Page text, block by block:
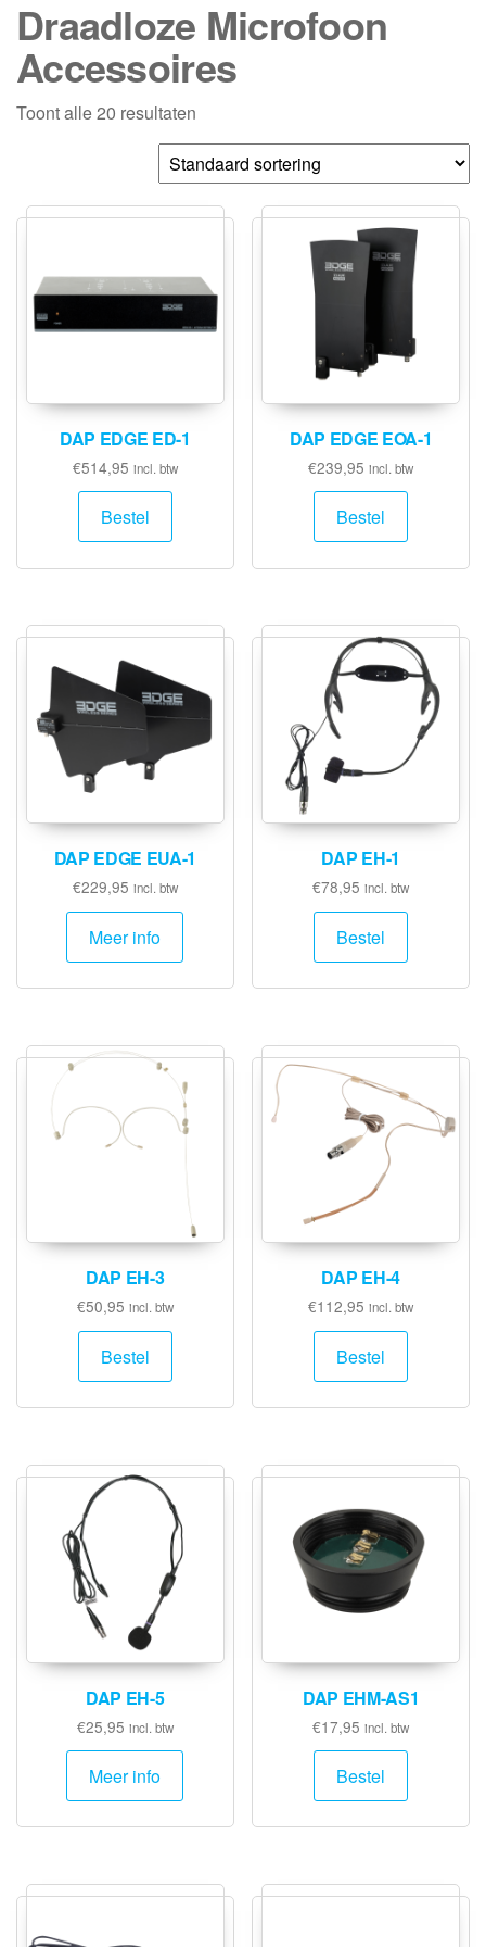
Draadloze Microfoon
Accessoires
Toont alle 20 resultaten
DAP EDGE ED-1
€514,95 incl. btw
Bestel
DAP EDGE EOA-1
€239,95 incl. btw
Bestel
DAP EDGE EUA-1
€229,95 incl. btw
Meer info
DAP EH-1
€78,95 incl. btw
Bestel
DAP EH-3
€50,95 incl. btw
Bestel
DAP EH-4
€112,95 incl. btw
Bestel
DAP EH-5
€25,95 incl. btw
Meer info
DAP EHM-AS1
€17,95 incl. btw
Bestel